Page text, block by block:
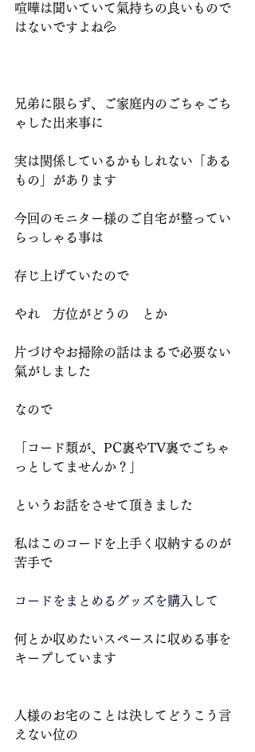
喧嘩は聞いていて氣持ちの良いもので
はないですよね💦
兄弟に限らず、ご家庭内のごちゃごち
ゃした出来事に
実は関係しているかもしれない「ある
もの」があります
今回のモニター様のご自宅が整ってい
らっしゃる事は
存じ上げていたので
やれ　方位がどうの　とか
片づけやお掃除の話はまるで必要ない
氣がしました
なので
「コード類が、PC裏やTV裏でごちゃ
っとしてませんか？」
というお話をさせて頂きました
私はこのコードを上手く収納するのが
苦手で
コードをまとめるグッズを購入して
何とか収めたいスペースに収める事を
キープしています
人様のお宅のことは決してどうこう言
えない位の